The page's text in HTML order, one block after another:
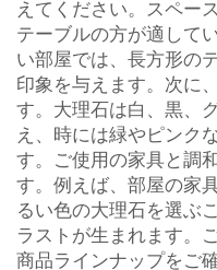
えてください。スペー
テーブルの方が適して
い部屋では、長方形の
印象を与えます。次に
す。大理石は白、黒、
え、時には緑やピンク
す。ご使用の家具と調
す。例えば、部屋の家
るい色の大理石を選ぶ
ラストが生まれます。
商品ラインナップをご